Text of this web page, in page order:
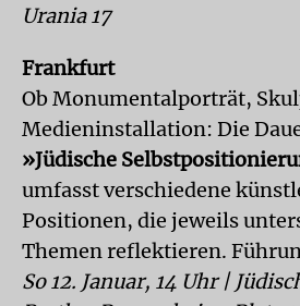
Urania 17
Frankfurt
Ob Monumentalporträt,
Medieninstallation: Die
»Jüdische
umfasst verschiedene
Positionen, die jeweils
Themen reflektieren.
So 12. Januar, 14 Uhr |